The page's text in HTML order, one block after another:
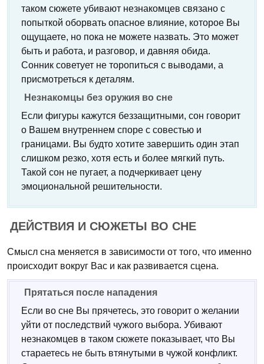
таком сюжете убивают незнакомцев связано с
попыткой оборвать опасное влияние, которое Вы
ощущаете, но пока не можете назвать. Это может
быть и работа, и разговор, и давняя обида.
Сонник советует не торопиться с выводами, а
присмотреться к деталям.
Незнакомцы без оружия во сне
Если фигуры кажутся беззащитными, сон говорит
о Вашем внутреннем споре с совестью и
границами. Вы будто хотите завершить один этап
слишком резко, хотя есть и более мягкий путь.
Такой сон не пугает, а подчеркивает цену
эмоциональной решительности.
ДЕЙСТВИЯ И СЮЖЕТЫ ВО СНЕ
Смысл сна меняется в зависимости от того, что именно
происходит вокруг Вас и как развивается сцена.
Прятаться после нападения
Если во сне Вы прячетесь, это говорит о желании
уйти от последствий чужого выбора. Убивают
незнакомцев в таком сюжете показывает, что Вы
стараетесь не быть втянутыми в чужой конфликт.